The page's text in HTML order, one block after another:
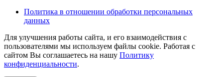
Политика в отношении обработки персональных
данных
Для улучшения работы сайта, и его взаимодействия с
пользователями мы используем файлы cookie. Работая с
сайтом Вы соглашаетесь на нашу Политику
конфиденциальности.